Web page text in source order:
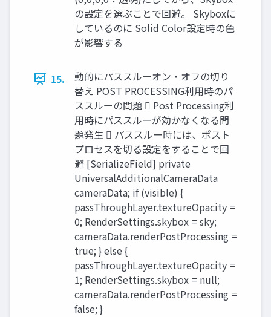
の設定を選ぶことで回避。 Skyboxに
しているのに Solid Color設定時の色
が影響する
15.
動的にパススルーオン・オフの切り
替え POST PROCESSING利用時のパ
ススルーの問題  Post Processing利
用時にパススルーが効かなくなる問
題発生  パススルー時には、ポスト
プロセスを切る設定をすることで回
避 [SerializeField] private
UniversalAdditionalCameraData
cameraData; if (visible) {
passThroughLayer.textureOpacity =
0; RenderSettings.skybox = sky;
cameraData.renderPostProcessing =
true; } else {
passThroughLayer.textureOpacity =
1; RenderSettings.skybox = null;
cameraData.renderPostProcessing =
false; }